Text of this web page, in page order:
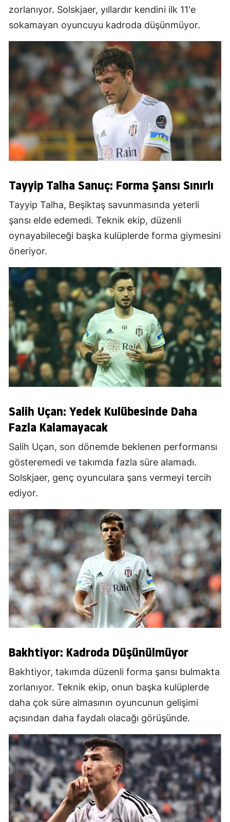
zorlanıyor. Solskjaer, yıllardır kendini ilk 11'e
sokamayan oyuncuyu kadroda düşünmüyor.
Tayyip Talha Sanuç: Forma Şansı Sınırlı
Tayyip Talha, Beşiktaş savunmasında yeterli
şansı elde edemedi. Teknik ekip, düzenli
oynayabileceği başka kulüplerde forma giymesini
öneriyor.
Salih Uçan: Yedek Kulübesinde Daha
Fazla Kalamayacak
Salih Uçan, son dönemde beklenen performansı
gösteremedi ve takımda fazla süre alamadı.
Solskjaer, genç oyunculara şans vermeyi tercih
ediyor.
Bakhtiyor: Kadroda Düşünülmüyor
Bakhtiyor, takımda düzenli forma şansı bulmakta
zorlanıyor. Teknik ekip, onun başka kulüplerde
daha çok süre almasının oyuncunun gelişimi
açısından daha faydalı olacağı görüşünde.